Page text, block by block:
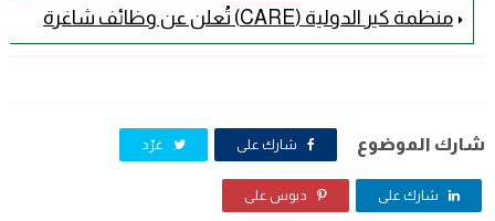
منظمة كير الدولية (CARE) تُعلن عن وظائف شاغرة
شارك الموضوع شارك على غرّد
شارك على دبوس على